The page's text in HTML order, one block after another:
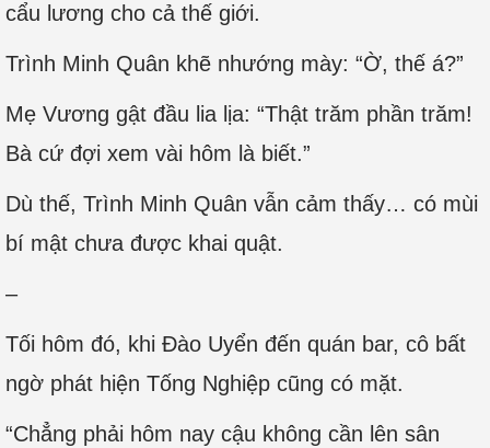
cẩu lương cho cả thế giới.
Trình Minh Quân khẽ nhướng mày: “Ờ, thế á?”
Mẹ Vương gật đầu lia lịa: “Thật trăm phần trăm!
Bà cứ đợi xem vài hôm là biết.”
Dù thế, Trình Minh Quân vẫn cảm thấy… có mùi
bí mật chưa được khai quật.
–
Tối hôm đó, khi Đào Uyển đến quán bar, cô bất
ngờ phát hiện Tống Nghiệp cũng có mặt.
“Chẳng phải hôm nay cậu không cần lên sân